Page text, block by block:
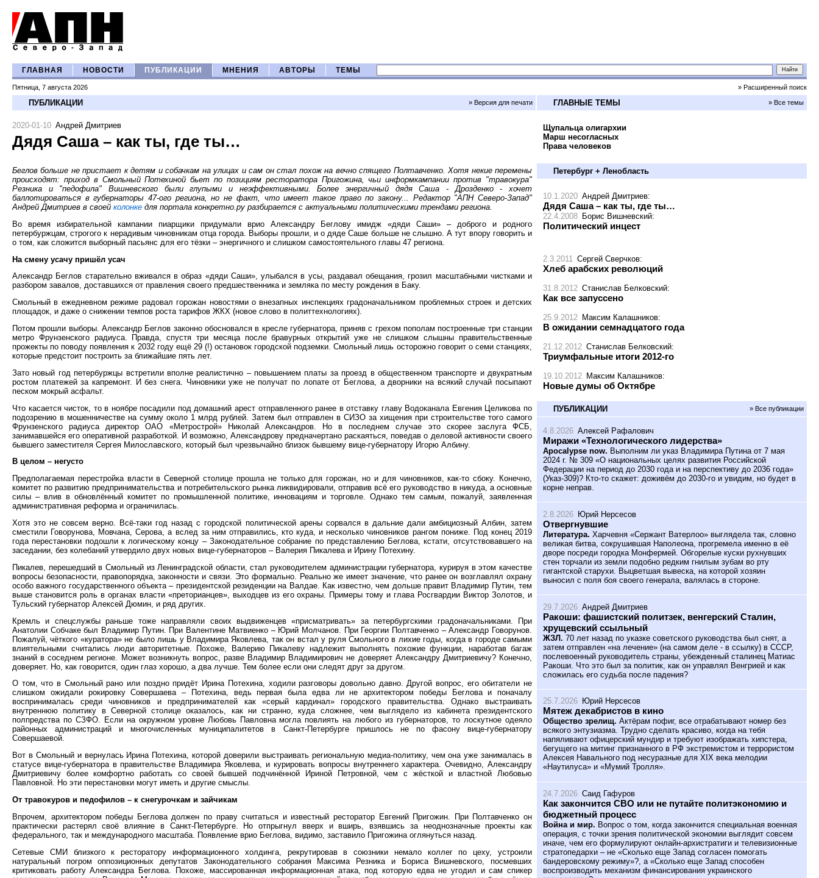
ГЛАВНАЯ НОВОСТИ ПУБЛИКАЦИИ МНЕНИЯ АВТОРЫ ТЕМЫ
Пятница, 7 августа 2026 » Расширенный поиск
ПУБЛИКАЦИИ » Версия для печати
2020-01-10 Андрей Дмитриев
Дядя Саша – как ты, где ты…
Беглов больше не пристает к детям и собачкам на улицах и сам он стал похож на вечно спящего Полтавченко. Хотя некие перемены
происходят: приход в Смольный Потехиной бьет по позициям ресторатора Пригожина, чьи информкампании против "травокура"
Резника и "педофила" Вишневского были глупыми и неэффективными. Более энергичный дядя Саша - Дрозденко - хочет
баллотироваться в губернаторы 47-ого региона, но не факт, что имеет такое право по закону... Редактор "АПН Северо-Запад"
Андрей Дмитриев в своей колонке для портала конкретно.ру разбирается с актуальными политическими трендами региона.
Во время избирательной кампании пиарщики придумали врио Александру Беглову имидж «дяди Саши» – доброго и родного
петербуржцам, строгого к нерадивым чиновникам отца города. Выборы прошли, и о дяде Саше больше не слышно. А тут впору говорить и
о том, как сложится выборный пасьянс для его тёзки – энергичного и слишком самостоятельного главы 47 региона.
На смену усачу пришёл усач
Александр Беглов старательно вживался в образ «дяди Саши», улыбался в усы, раздавал обещания, грозил масштабными чистками и
разбором завалов, доставшихся от правления своего предшественника и земляка по месту рождения в Баку.
Смольный в ежедневном режиме радовал горожан новостями о внезапных инспекциях градоначальником проблемных строек и детских
площадок, и даже о снижении темпов роста тарифов ЖКХ (новое слово в политтехнологиях).
Потом прошли выборы. Александр Беглов законно обосновался в кресле губернатора, приняв с грехом пополам построенные три станции
метро Фрунзенского радиуса. Правда, спустя три месяца после бравурных открытий уже не слишком слышны правительственные
прожекты по поводу появления к 2032 году ещё 29 (!) остановок городской подземки. Смольный лишь осторожно говорит о семи станциях,
которые предстоит построить за ближайшие пять лет.
Зато новый год петербуржцы встретили вполне реалистично – повышением платы за проезд в общественном транспорте и двукратным
ростом платежей за капремонт. И без снега. Чиновники уже не получат по лопате от Беглова, а дворники на всякий случай посыпают
песком мокрый асфальт.
Что касается чисток, то в ноябре посадили под домашний арест отправленного ранее в отставку главу Водоканала Евгения Целикова по
подозрению в мошенничестве на сумму около 1 млрд рублей. Затем был отправлен в СИЗО за хищения при строительстве того самого
Фрунзенского радиуса директор ОАО «Метрострой» Николай Александров. Но в последнем случае это скорее заслуга ФСБ,
занимавшейся его оперативной разработкой. И возможно, Александрову предначертано раскаяться, поведав о деловой активности своего
бывшего заместителя Сергея Милославского, который был чрезвычайно близок бывшему вице-губернатору Игорю Албину.
В целом – негусто
Предполагаемая перестройка власти в Северной столице прошла не только для горожан, но и для чиновников, как-то сбоку. Конечно,
комитет по развитию предпринимательства и потребительского рынка ликвидировали, отправив всё его руководство в никуда, а основные
силы – влив в обновлённый комитет по промышленной политике, инновациям и торговле. Однако тем самым, пожалуй, заявленная
административная реформа и ограничилась.
Хотя это не совсем верно. Всё-таки год назад с городской политической арены сорвался в дальние дали амбициозный Албин, затем
сместили Говорунова, Мовчана, Серова, а вслед за ним отправились, кто куда, и несколько чиновников рангом пониже. Под конец 2019
года перестановки подошли к логическому концу – Законодательное собрание по представлению Беглова, кстати, отсутствовавшего на
заседании, без колебаний утвердило двух новых вице-губернаторов – Валерия Пикалева и Ирину Потехину.
Пикалев, перешедший в Смольный из Ленинградской области, стал руководителем администрации губернатора, курируя в этом качестве
вопросы безопасности, правопорядка, законности и связи. Это формально. Реально же имеет значение, что ранее он возглавлял охрану
особо важного государственного объекта – президентской резиденции на Валдае. Как известно, чем дольше правит Владимир Путин, тем
выше становится роль в органах власти «преторианцев», выходцев из его охраны. Примеры тому и глава Росгвардии Виктор Золотов, и
Тульский губернатор Алексей Дюмин, и ряд других.
Кремль и спецслужбы раньше тоже направляли своих выдвиженцев «присматривать» за петербургскими градоначальниками. При
Анатолии Собчаке был Владимир Путин. При Валентине Матвиенко – Юрий Молчанов. При Георгии Полтавченко – Александр Говорунов.
Пожалуй, чёткого «куратора» не было лишь у Владимира Яковлева, так он встал у руля Смольного в лихие годы, когда в городе самыми
влиятельными считались люди авторитетные. Похоже, Валерию Пикалеву надлежит выполнять похожие функции, наработав багаж
знаний в соседнем регионе. Может возникнуть вопрос, разве Владимир Владимирович не доверяет Александру Дмитриевичу? Конечно,
доверяет. Но, как говорится, один глаз хорошо, а два лучше. Тем более если они следят друг за другом.
О том, что в Смольный рано или поздно придёт Ирина Потехина, ходили разговоры довольно давно. Другой вопрос, его обитатели не
слишком ожидали рокировку Совершаева – Потехина, ведь первая была едва ли не архитектором победы Беглова и поначалу
воспринималась среди чиновников и предпринимателей как «серый кардинал» городского правительства. Однако выстраивать
внутреннюю политику в Северной столице оказалось, как ни странно, куда сложнее, чем выглядело из кабинета президентского
полпредства по СЗФО. Если на окружном уровне Любовь Павловна могла повлиять на любого из губернаторов, то лоскутное одеяло
районных администраций и многочисленных муниципалитетов в Санкт-Петербурге пришлось не по фасону вице-губернатору
Совершаевой.
Вот в Смольный и вернулась Ирина Потехина, которой доверили выстраивать региональную медиа-политику, чем она уже занималась в
статусе вице-губернатора в правительстве Владимира Яковлева, и курировать вопросы внутреннего характера. Очевидно, Александру
Дмитриевичу более комфортно работать со своей бывшей подчинённой Ириной Петровной, чем с жёсткой и властной Любовью
Павловной. Но эти перестановки могут иметь и другие смыслы.
От травокуров и педофилов – к снегурочкам и зайчикам
Впрочем, архитектором победы Беглова должен по праву считаться и известный ресторатор Евгений Пригожин. При Полтавченко он
практически растерял своё влияние в Санкт-Петербурге. Но отпрыгнул вверх и вширь, взявшись за неоднозначные проекты как
федерального, так и международного масштаба. Появление врио Беглова, видимо, заставило Пригожина оглянуться назад.
Сетевые СМИ близкого к ресторатору информационного холдинга, рекрутировав в союзники немало коллег по цеху, устроили
натуральный погром оппозиционных депутатов Законодательного собрания Максима Резника и Бориса Вишневского, посмевших
критиковать работу Александра Беглова. Похоже, массированная информационная атака, под которую едва не угодил и сам спикер
ГЛАВНЫЕ ТЕМЫ » Все темы
Щупальца олигархии
Марш несогласных
Права человеков
Петербург + Ленобласть
10.1.2020 Андрей Дмитриев:
Дядя Саша – как ты, где ты…
22.4.2008 Борис Вишневский:
Политический инцест
2.3.2011 Сергей Сверчков:
Хлеб арабских революций
31.8.2012 Станислав Белковский:
Как все запуссено
25.9.2012 Максим Калашников:
В ожидании семнадцатого года
21.12.2012 Станислав Белковский:
Триумфальные итоги 2012-го
19.10.2012 Максим Калашников:
Новые думы об Октябре
ПУБЛИКАЦИИ » Все публикации
4.8.2026 Алексей Рафалович
Миражи «Технологического лидерства»
Apocalypse now. Выполним ли указ Владимира Путина от 7 мая
2024 г. № 309 «О национальных целях развития Российской
Федерации на период до 2030 года и на перспективу до 2036 года»
(Указ-309)? Кто-то скажет: доживём до 2030-го и увидим, но будет в
корне неправ.
2.8.2026 Юрий Нерсесов
Отвергнувшие
Литература. Харчевня «Сержант Ватерлоо» выглядела так, словно
великая битва, сокрушившая Наполеона, прогремела именно в её
дворе посреди городка Монфермей. Обгорелые куски рухнувших
стен торчали из земли подобно редким гнилым зубам во рту
гигантской старухи. Выцветшая вывеска, на которой хозяин
выносил с поля боя своего генерала, валялась в стороне.
29.7.2026 Андрей Дмитриев
Ракоши: фашистский политзек, венгерский Сталин,
хрущевский ссыльный
ЖЗЛ. 70 лет назад по указке советского руководства был снят, а
затем отправлен «на лечение» (на самом деле - в ссылку) в СССР,
послевоенный руководитель страны, убежденный сталинец Матиас
Ракоши. Что это был за политик, как он управлял Венгрией и как
сложилась его судьба после падения?
25.7.2026 Юрий Нерсесов
Мятеж декабристов в кино
Общество зрелищ. Актёрам пофиг, все отрабатывают номер без
всякого энтузиазма. Трудно сделать красиво, когда на тебя
напяливают офицерский мундир и требуют изображать хипстера,
бегущего на митинг признанного в РФ экстремистом и террористом
Алексея Навального под несуразные для XIX века мелодии
«Наутилуса» и «Мумий Тролля».
24.7.2026 Саид Гафуров
Как закончится СВО или не путайте политэкономию и
бюджетный процесс
Война и мир. Вопрос о том, когда закончится специальная военная
операция, с точки зрения политической экономии выглядит совсем
иначе, чем его формулируют онлайн-архистратиги и телевизионные
стратопедархи – не «Сколько еще Запад согласен помогать
бандеровскому режиму»?, а «Сколько еще Запад способен
воспроизводить механизм финансирования украинского